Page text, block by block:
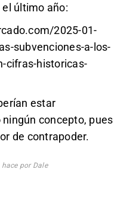
último año:
2025-01-
subvenciones-a-los-
cifras-historicas-
estar
concepto, pues
de contrapoder.
por Dale